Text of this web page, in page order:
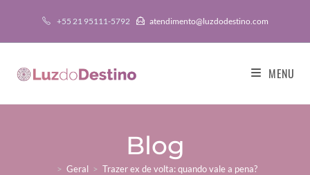
+55 21 95111-5792 atendimento@luzdodestino.com
MENU
Blog
> Geral > Trazer ex de volta: quando vale a pena?